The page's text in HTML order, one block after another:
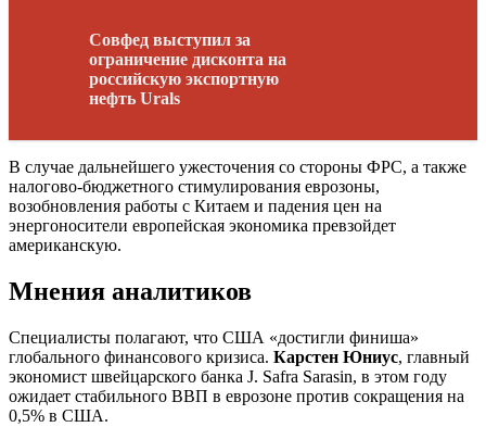
Совфед выступил за
ограничение дисконта на
российскую экспортную
нефть Urals
В случае дальнейшего ужесточения со стороны ФРС, а также
налогово-бюджетного стимулирования еврозоны,
возобновления работы с Китаем и падения цен на
энергоносители европейская экономика превзойдет
американскую.
Мнения аналитиков
Специалисты полагают, что США «достигли финиша»
глобального финансового кризиса. Карстен Юниус, главный
экономист швейцарского банка J. Safra Sarasin, в этом году
ожидает стабильного ВВП в еврозоне против сокращения на
0,5% в США.